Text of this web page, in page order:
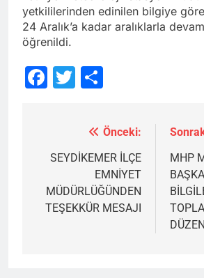
yetkililerinden edinilen bilgiye göre,
24 Aralık’a kadar aralıklarla
öğrenildi.
Facebook
Twitter
gezinmesi
Önceki:
SEYDİKEMER İLÇE
EMNİYET
MÜDÜRLÜĞÜNDEN
TEŞEKKÜR MESAJI
MHP